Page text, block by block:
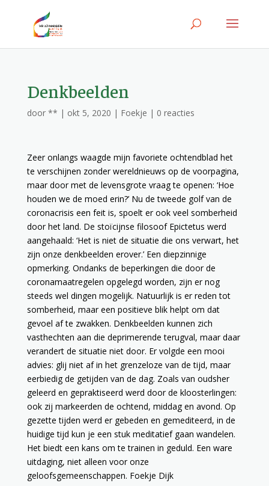
Denkbeelden
door ** | okt 5, 2020 | Foekje | 0 reacties
Zeer onlangs waagde mijn favoriete ochtendblad het
te verschijnen zonder wereldnieuws op de voorpagina,
maar door met de levensgrote vraag te openen: ‘Hoe
houden we de moed erin?’ Nu de tweede golf van de
coronacrisis een feit is, spoelt er ook veel somberheid
door het land. De stoïcijnse filosoof Epictetus werd
aangehaald: ‘Het is niet de situatie die ons verwart, het
zijn onze denkbeelden erover.’ Een diepzinnige
opmerking. Ondanks de beperkingen die door de
coronamaatregelen opgelegd worden, zijn er nog
steeds wel dingen mogelijk. Natuurlijk is er reden tot
somberheid, maar een positieve blik helpt om dat
gevoel af te zwakken. Denkbeelden kunnen zich
vasthechten aan die deprimerende terugval, maar daar
verandert de situatie niet door. Er volgde een mooi
advies: glij niet af in het grenzeloze van de tijd, maar
eerbiedig de getijden van de dag. Zoals van oudsher
geleerd en gepraktiseerd werd door de kloosterlingen:
ook zij markeerden de ochtend, middag en avond. Op
gezette tijden werd er gebeden en gemediteerd, in de
huidige tijd kun je een stuk meditatief gaan wandelen.
Het biedt een kans om te trainen in geduld. Een ware
uitdaging, niet alleen voor onze
geloofsgemeenschappen. Foekje Dijk